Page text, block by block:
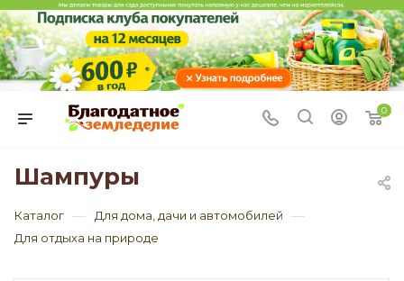
0
Шампуры
Каталог — Для дома, дачи и автомобилей —
Для отдыха на природе